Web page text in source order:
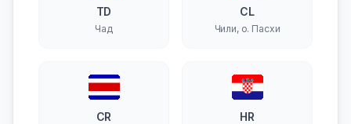
TD
Чад
CL
Чили, о. Пасхи
CR HR